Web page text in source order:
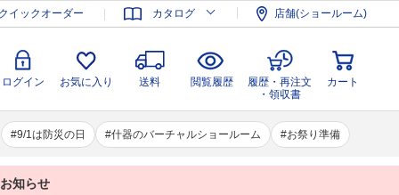
イックオーダー カタログ 店舗(ショールーム)
ログイン お気に入り 送料 閲覧履歴
履歴・再注文
・領収書
カート
9/1は防災の日 什器のバーチャルショールーム お祭り準備
録 ログイン お気に入り 送料 閲覧履歴
履歴・再注文
・領収書
カート
知らせ